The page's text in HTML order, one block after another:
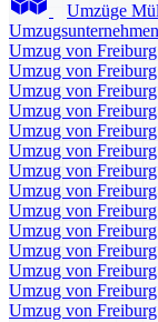
Umzüge
Umzug von
Umzug von
Umzug von
Umzug von
Umzug von
Umzug von
Umzug von
Umzug von
Umzug von
Umzug von
Umzug von
Umzug von
Umzug von
Umzug von